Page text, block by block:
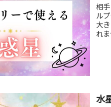
相
ル
大
れ
水